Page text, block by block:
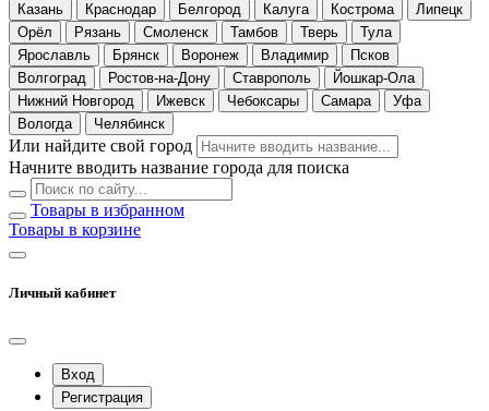
Казань
Краснодар Белгород Калуга Кострома
Липецк
Орёл
Рязань Смоленск Тамбов Тверь
Тула
Ярославль
Брянск Воронеж Владимир
Псков
Волгоград
Ростов-на-Дону Ставрополь
Йошкар-Ола
Нижний Новгород
Ижевск Чебоксары Самара
Уфа
Вологда
Челябинск
Или найдите свой город
Начните вводить название города для поиска
Товары в избранном
Товары в корзине
Личный кабинет
Вход
Регистрация